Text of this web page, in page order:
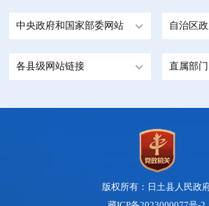
中央政府和国家部委网站 自治区
各县级网站链接 直属部
版权所有：日土县人民政